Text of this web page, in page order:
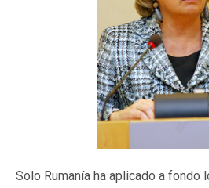
Solo Rumanía ha aplicado a fondo